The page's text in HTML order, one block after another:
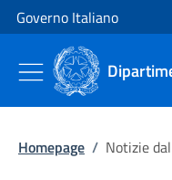
Vai al contenuto
Vai alla navigazione del sito
Governo Italiano
Homepage / Notizie